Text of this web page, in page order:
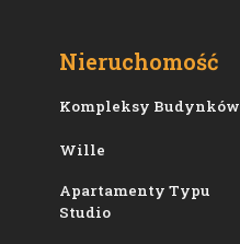
Nieruchomość
Kompleksy Budynków
Wille
Apartamenty Typu
Studio